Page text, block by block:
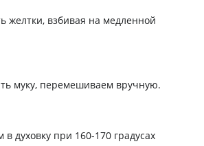
желтки, взбивая на медленной
муку, перемешиваем вручную.
духовку при 160-170 градусах